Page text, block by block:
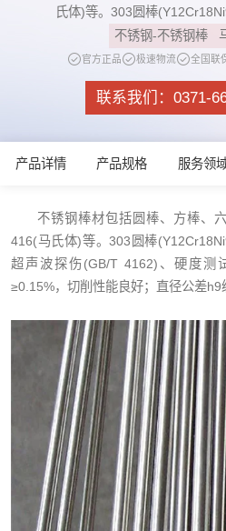
氏体)等。303圆棒
不锈钢-不锈钢棒
官方正品 极速物流 全国联
联系我们：0371-
产品详情 产品规格 服务领
不锈钢棒材包括圆棒、方棒、
416(马氏体)等。303圆棒
超声波探伤(GB/T 4162)、硬度测
≥0.15%，切削性能良好；直径公差h9